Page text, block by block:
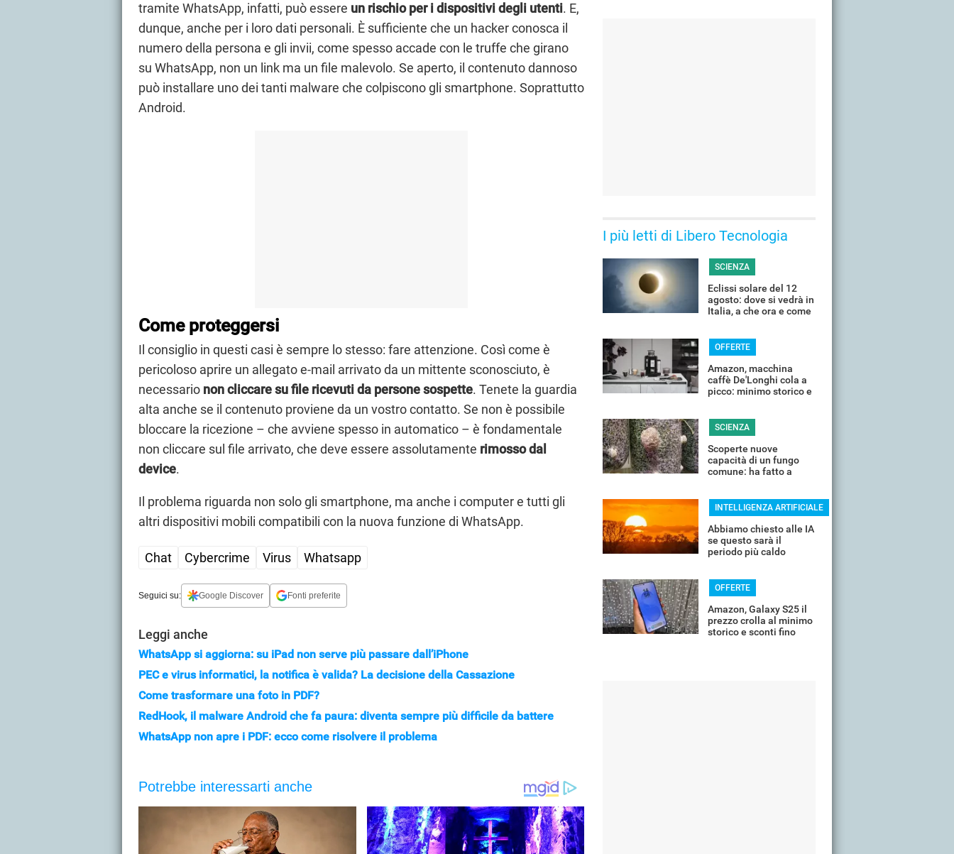
tramite WhatsApp, infatti, può essere un rischio per i dispositivi degli utenti. E,
dunque, anche per i loro dati personali. È sufficiente che un hacker conosca il
numero della persona e gli invii, come spesso accade con le truffe che girano
su WhatsApp, non un link ma un file malevolo. Se aperto, il contenuto dannoso
può installare uno dei tanti malware che colpiscono gli smartphone. Soprattutto
Android.
Come proteggersi
Il consiglio in questi casi è sempre lo stesso: fare attenzione. Così come è
pericoloso aprire un allegato e-mail arrivato da un mittente sconosciuto, è
necessario non cliccare su file ricevuti da persone sospette. Tenete la guardia
alta anche se il contenuto proviene da un vostro contatto. Se non è possibile
bloccare la ricezione – che avviene spesso in automatico – è fondamentale
non cliccare sul file arrivato, che deve essere assolutamente rimosso dal
device.
Il problema riguarda non solo gli smartphone, ma anche i computer e tutti gli
altri dispositivi mobili compatibili con la nuova funzione di WhatsApp.
Chat Cybercrime Virus Whatsapp
Seguici su: Google Discover Fonti preferite
Leggi anche
WhatsApp si aggiorna: su iPad non serve più passare dall’iPhone
PEC e virus informatici, la notifica è valida? La decisione della Cassazione
Come trasformare una foto in PDF?
RedHook, il malware Android che fa paura: diventa sempre più difficile da battere
WhatsApp non apre i PDF: ecco come risolvere il problema
I più letti di Libero Tecnologia
SCIENZA
Eclissi solare del 12
agosto: dove si vedrà in
Italia, a che ora e come
OFFERTE
Amazon, macchina
caffè De'Longhi cola a
picco: minimo storico e
SCIENZA
Scoperte nuove
capacità di un fungo
comune: ha fatto a
INTELLIGENZA ARTIFICIALE
Abbiamo chiesto alle IA
se questo sarà il
periodo più caldo
OFFERTE
Amazon, Galaxy S25 il
prezzo crolla al minimo
storico e sconti fino